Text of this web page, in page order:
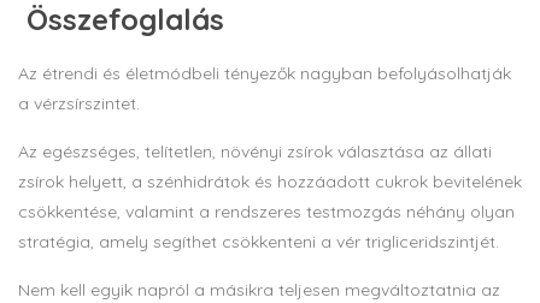
Összefoglalás
Az étrendi és életmódbeli tényezők nagyban befolyásolhatják
a vérzsírszintet.
Az egészséges, telítetlen, növényi zsírok választása az állati
zsírok helyett, a szénhidrátok és hozzáadott cukrok bevitelének
csökkentése, valamint a rendszeres testmozgás néhány olyan
stratégia, amely segíthet csökkenteni a vér trigliceridszintjét.
Nem kell egyik napról a másikra teljesen megváltoztatnia az